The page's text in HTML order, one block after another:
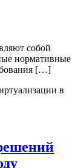
собой
нормативные
[…]